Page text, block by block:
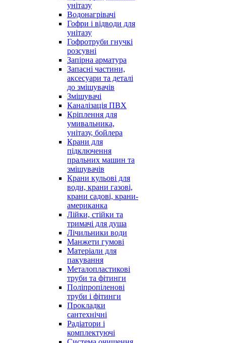
унітазу
Водонагрівачі
Гофри і відводи для
унітазу
Гофротруби гнучкі
розсувні
Запірна арматура
Запасні частини,
аксесуари та деталі
до змішувачів
Змішувачі
Каналізація ПВХ
Кріплення для
умивальника,
унітазу, бойлера
Крани для
підключення
пральних машин та
змішувачів
Крани кульові для
води, крани газові,
крани садові, крани-
американка
Лійки, стійки та
тримачі для душа
Лічильники води
Манжети гумові
Матеріали для
пакування
Металопластикові
труби та фітинги
Поліпропіленові
труби і фітинги
Прокладки
сантехнічні
Радіатори і
комплектуючі